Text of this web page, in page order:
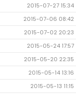
2015-07-27 15:34
2015-07-06 08:42
2015-07-02 20:23
2015-05-24 17:57
2015-05-20 22:35
2015-05-14 13:16
2015-05-13 11:15